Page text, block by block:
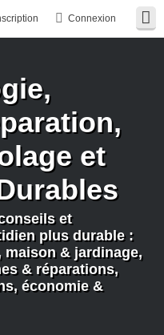
Connexion
et
et
plus durable :
maison & jardinage,
& réparations,
économie &